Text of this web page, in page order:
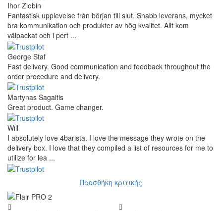
Ihor Zlobin
Fantastisk upplevelse från början till slut. Snabb leverans, mycket
bra kommunikation och produkter av hög kvalitet. Allt kom
välpackat och i perf ...
George Staf
Fast delivery. Good communication and feedback throughout the
order procedure and delivery.
Martynas Sagaitis
Great product. Game changer.
Will
I absolutely love 4barista. I love the message they wrote on the
delivery box. I love that they compiled a list of resources for me to
utilize for lea ...
Προσθήκη κριτικής